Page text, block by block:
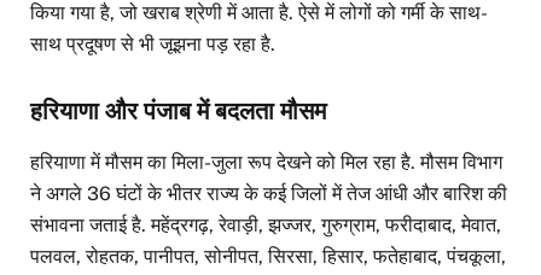
किया गया है, जो खराब श्रेणी में आता है. ऐसे में लोगों को गर्मी के साथ-
साथ प्रदूषण से भी जूझना पड़ रहा है.
हरियाणा और पंजाब में बदलता मौसम
हरियाणा में मौसम का मिला-जुला रूप देखने को मिल रहा है. मौसम विभाग
ने अगले 36 घंटों के भीतर राज्य के कई जिलों में तेज आंधी और बारिश की
संभावना जताई है. महेंद्रगढ़, रेवाड़ी, झज्जर, गुरुग्राम, फरीदाबाद, मेवात,
पलवल, रोहतक, पानीपत, सोनीपत, सिरसा, हिसार, फतेहाबाद, पंचकूला,